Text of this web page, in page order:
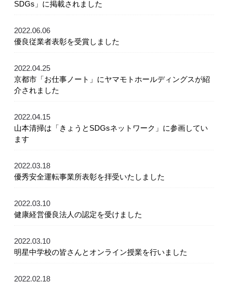
SDGs」に掲載されました
2022.06.06
優良従業者表彰を受賞しました
2022.04.25
京都市「お仕事ノート」にヤマモトホールディングスが紹
介されました
2022.04.15
山本清掃は「きょうとSDGsネットワーク」に参画してい
ます
2022.03.18
優秀安全運転事業所表彰を拝受いたしました
2022.03.10
健康経営優良法人の認定を受けました
2022.03.10
明星中学校の皆さんとオンライン授業を行いました
2022.02.18